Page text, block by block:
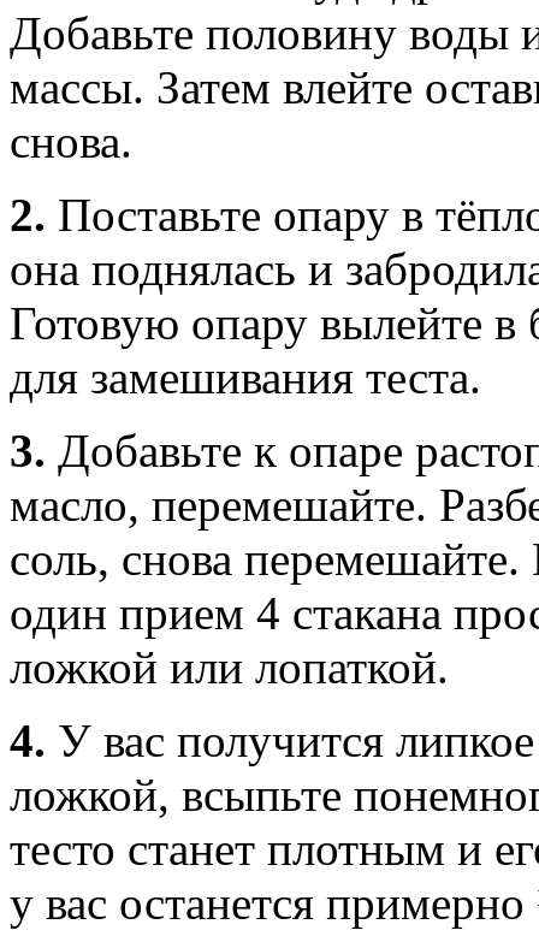
Добавьте половину воды
массы. Затем влейте
снова.
2. Поставьте опару в
она поднялась и
Готовую опару вылейте
для замешивания теста.
3. Добавьте к опаре
масло, перемешайте.
соль, снова
один прием 4 стакана
ложкой или лопаткой.
4. У вас получится
ложкой, всыпьте
тесто станет плотным и
у вас останется